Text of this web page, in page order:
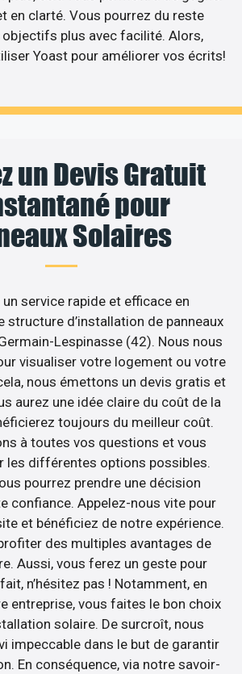
en clarté. Vous pourrez du reste
plus avec facilité. Alors,
Yoast pour améliorer vos écrits!
un Devis Gratuit
pour
Solaires
service rapide et efficace en
structure d’installation de panneaux
Lespinasse (42). Nous nous
visualiser votre logement ou votre
nous émettons un devis gratis et
aurez une idée claire du coût de la
toujours du meilleur coût.
à toutes vos questions et vous
les différentes options possibles.
pourrez prendre une décision
confiance. Appelez-nous vite pour
et bénéficiez de notre expérience.
des multiples avantages de
Aussi, vous ferez un geste pour
n’hésitez pas ! Notamment, en
entreprise, vous faites le bon choix
solaire. De surcroît, nous
impeccable dans le but de garantir
En conséquence, via notre savoir-